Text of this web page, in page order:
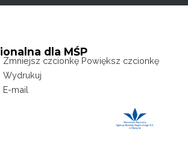
dla MŚP
Zmniejsz czcionkę Powiększ czcionkę
Wydrukuj
E-mail